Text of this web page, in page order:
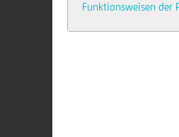
Funktionsweisen der